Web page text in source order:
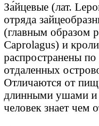
За́йцевые (лат.
отряда
(главным образом
Caprolagus) и
распространены
отдаленных
Отличаются от
длинными ушами и
человек знает чем